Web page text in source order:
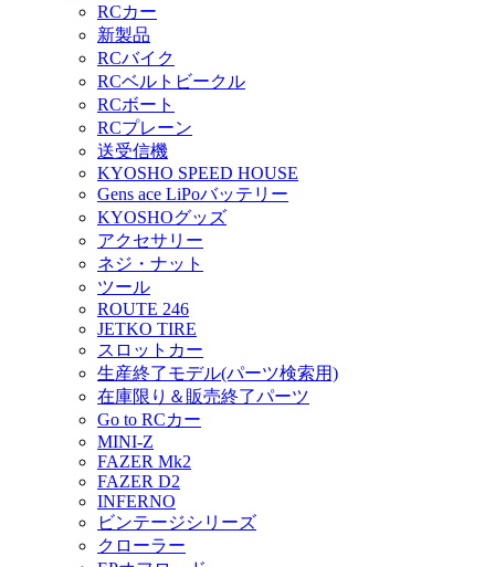
RCカー
新製品
RCバイク
RCベルトビークル
RCボート
RCプレーン
送受信機
KYOSHO SPEED HOUSE
Gens ace LiPoバッテリー
KYOSHOグッズ
アクセサリー
ネジ・ナット
ツール
ROUTE 246
JETKO TIRE
スロットカー
生産終了モデル(パーツ検索用)
在庫限り＆販売終了パーツ
Go to RCカー
MINI-Z
FAZER Mk2
FAZER D2
INFERNO
ビンテージシリーズ
クローラー